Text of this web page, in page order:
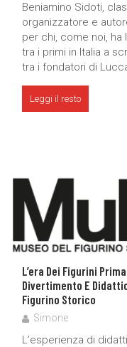
Beniamino Sidoti,
organizzatore e
per chi, come noi, ha
tra i primi in Italia a
tra i fondatori di
Leggi il resto
L’era Dei Figurini
Divertimento E
Figurino Storico
Simone
L’esperienza di